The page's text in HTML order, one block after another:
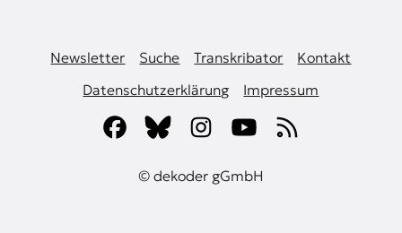
Newsletter Suche Transkribator
Kontakt
Datenschutzerklärung
Impressum
© dekoder gGmbH